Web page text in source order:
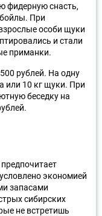
фидерную снасть,
бойлы. При
особи щуки
и стали
приманки.
рублей. На одну
или 10 кг щуки. При
беседку на
экономией
запасами
сибирских
не встретишь